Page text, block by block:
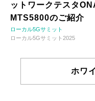
ットワークテスタ
MTS5800のご紹介
ローカル5Gサミット
ローカル5Gサミット2025
ホワ